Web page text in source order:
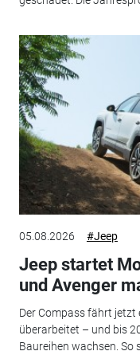
05.08.2026 #Jeep
Jeep startet
und Avenger
Der Compass fährt jetzt
überarbeitet – und bis
Baureihen wachsen. So